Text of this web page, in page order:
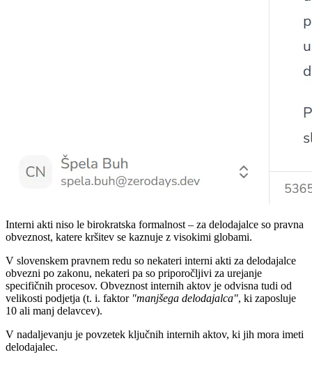
Interni akti niso le birokratska formalnost – za delodajalce so pravna
obveznost, katere kršitev se kaznuje z visokimi globami.
V slovenskem pravnem redu so nekateri interni akti za delodajalce
obvezni po zakonu, nekateri pa so priporočljivi za urejanje
specifičnih procesov. Obveznost internih aktov je odvisna tudi od
velikosti podjetja (t. i. faktor "manjšega delodajalca", ki zaposluje
10 ali manj delavcev).
V nadaljevanju je povzetek ključnih internih aktov, ki jih mora imeti
delodajalec.